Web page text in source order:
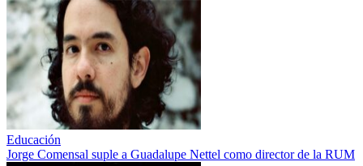
Educación
Jorge Comensal suple a Guadalupe Nettel como director de la RUM